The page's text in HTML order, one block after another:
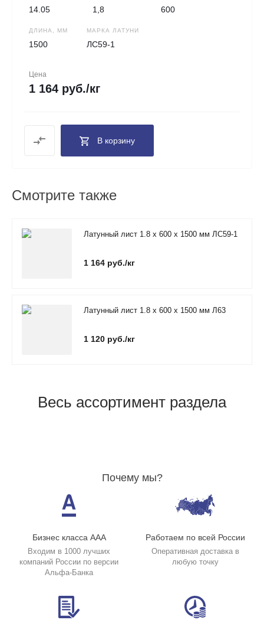
14.05 1,8 600
ДЛИНА, ММ
1500
МАРКА ЛАТУНИ
ЛС59-1
Цена
1 164 руб./кг
В корзину
Смотрите также
Латунный лист 1.8 х 600 х 1500 мм ЛС59-1
1 164 руб./кг
Латунный лист 1.8 х 600 х 1500 мм Л63
1 120 руб./кг
Весь ассортимент раздела
Почему мы?
Бизнес класса ААА
Входим в 1000 лучших
компаний России по версии
Альфа-Банка
Работаем по всей России
Оперативная доставка в
любую точку